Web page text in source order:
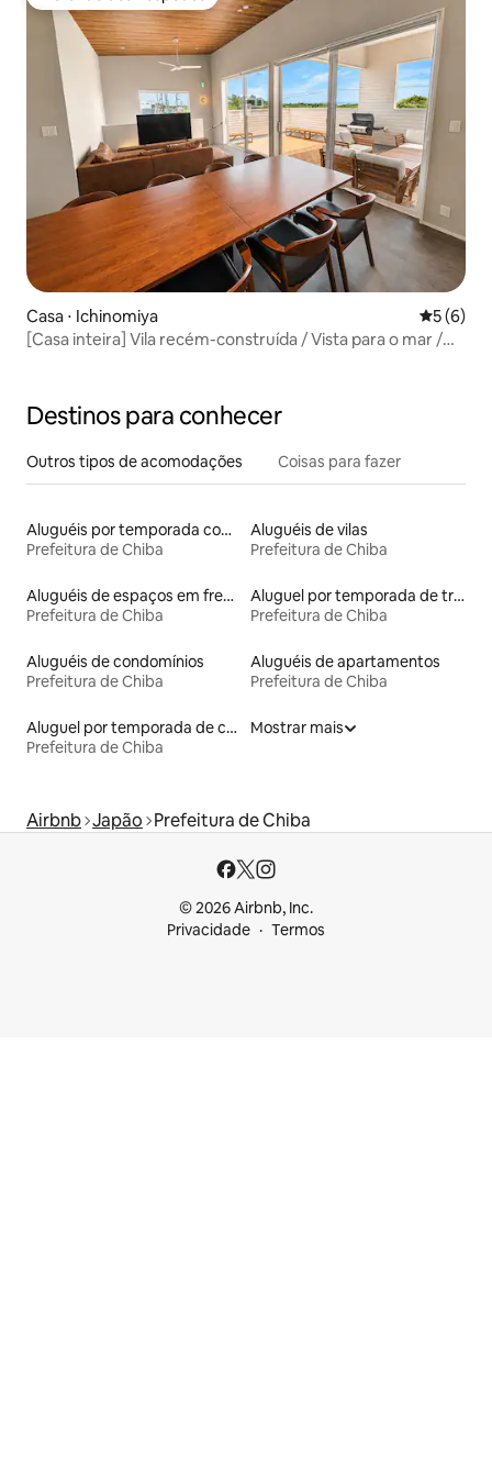
Casa ⋅ Ichinomiya 5 de
5 (6)
[Casa inteira] Vila recém-construída / Vista para o mar /
Destinos para conhecer
Outros tipos de acomodações Coisas para fazer
Aluguéis por temporada com acesso à praia
Prefeitura de Chiba
Aluguéis de vilas
Prefeitura de Chiba
Aluguéis de espaços em frente à praia
Prefeitura de Chiba
Aluguel por temporada de trailers
Prefeitura de Chiba
Aluguéis de condomínios
Prefeitura de Chiba
Aluguéis de apartamentos
Prefeitura de Chiba
Aluguel por temporada de casas de hóspedes
Prefeitura de Chiba
Mostrar mais
Airbnb Japão Prefeitura de Chiba
© 2026 Airbnb, Inc.
Privacidade
Termos